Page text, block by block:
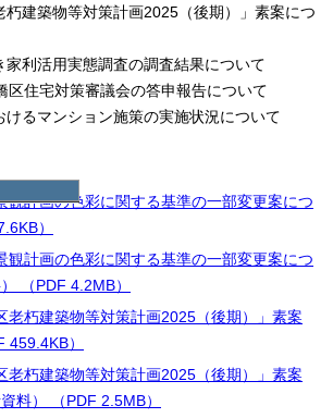
朽建築物等対策計画2025（後期）」素案につ
家利活用実態調査の調査結果について
区住宅対策審議会の答申報告について
けるマンション施策の実施状況について
観計画の色彩に関する基準の一部変更案につ
）
観計画の色彩に関する基準の一部変更案につ
（PDF 4.2MB）
老朽建築物等対策計画2025（後期）」素案
459.4KB）
老朽建築物等対策計画2025（後期）」素案
料） （PDF 2.5MB）